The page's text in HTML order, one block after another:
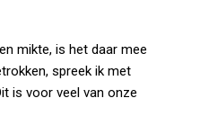
mikte, is het daar mee
spreek ik met
is voor veel van onze